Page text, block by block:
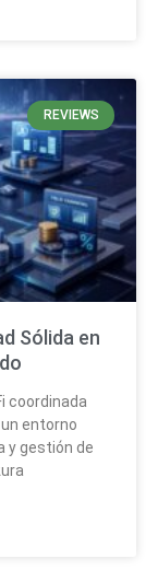
REVIEWS
Sólida en
coordinada
entorno
y gestión de